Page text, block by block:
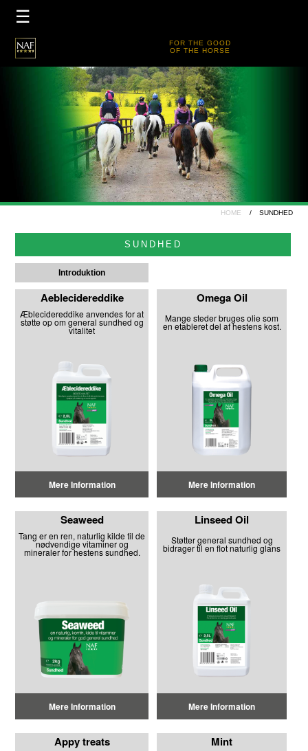
PRODUKTER
PRODUKT GUIDE
FORHANDLER
TEAM DK
FIVE STAR CLUB
DIN HISTORIE
☰
FOR THE GOOD
OF THE HORSE
HOME SUNDHED
SUNDHED
Introduktion
Aeblecidereddike Omega Oil
Æblecidereddike anvendes for at
støtte op om general sundhed og
vitalitet
Mange steder bruges olie som
en etableret del af hestens kost.
Mere Information Mere Information
Seaweed Linseed Oil
Tang er en ren, naturlig kilde til de
nødvendige vitaminer og
mineraler for hestens sundhed.
Støtter general sundhed og
bidrager til en flot naturlig glans
Mere Information Mere Information
Appy treats Mint